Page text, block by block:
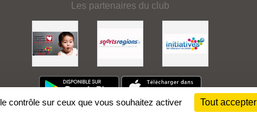
Les partenaires du club
contrôle sur ceux que vous souhaitez activer Tout accepter